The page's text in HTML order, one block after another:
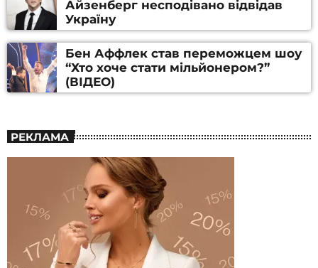
Айзенберг несподівано відвідав
Україну
Бен Аффлек став переможцем шоу
“Хто хоче стати мільйонером?”
(ВІДЕО)
РЕКЛАМА